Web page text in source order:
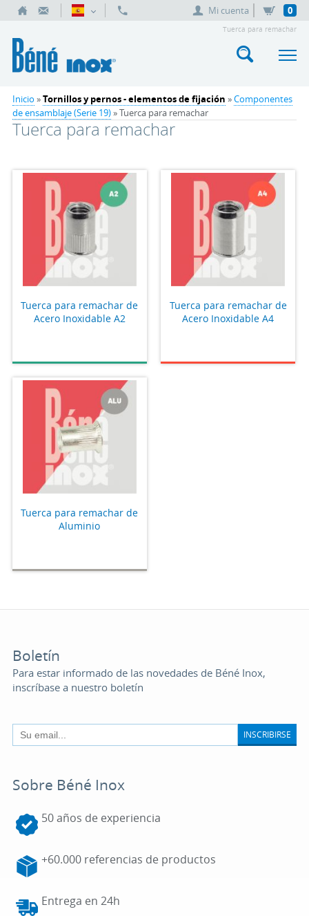
Mi cuenta 0
Tuerca para remachar
Inicio »Tornillos y pernos - elementos de fijación »Componentes
de ensamblaje (Serie 19)» Tuerca para remachar
Tuerca para remachar
Tuerca para remachar de
Acero Inoxidable A2
Tuerca para remachar de
Acero Inoxidable A4
Tuerca para remachar de
Aluminio
Boletín
Para estar informado de las novedades de Béné Inox,
inscríbase a nuestro boletín
INSCRIBIRSE
Sobre Béné Inox
50 años de experiencia
+60.000 referencias de productos
Entrega en 24h